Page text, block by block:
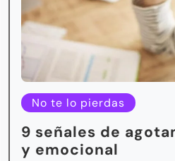
No te lo pierdas
9 señales de
y emocional